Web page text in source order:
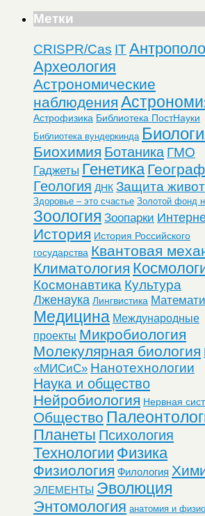
Метки
CRISPR/Cas IT
Археология
Астрономические
наблюдения
Астрофизика Библиотека ПостНауки
Библиотека вундеркинда
Биохимия Ботаника ГМО
Гаджеты Генетика
Геология ДНК Защита
Здоровье – это счастье Золотой фонд
Зоология Зоопарки
История История Российского
государства Квантовая
Климатология
Космонавтика Культура
Лженаука Лингвистика
Медицина Международные
проекты Микробиология
Молекулярная биология
«МИСиС» Нанотехнологии
Наука и общество
Нейробиология Нервная
Общество
Планеты Психология
Технологии Физика
Физиология Филология
ЭЛЕМЕНТЫ Эволюция
Энтомология анатомия и